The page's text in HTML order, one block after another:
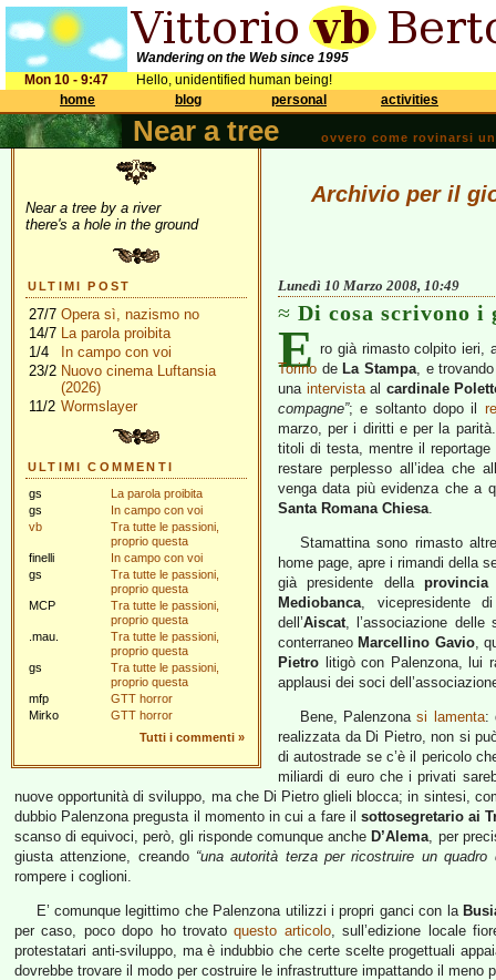
Wandering on the Web since 1995
Mon 10 - 9:47
Hello, unidentified human being!
home
blog personal activities
Near a tree ovvero come rovinarsi
Near a tree by a river
there's a hole in the ground
ULTIMI POST
27/7 Opera sì, nazismo no
14/7 La parola proibita
1/4
In campo con voi
23/2 Nuovo cinema Luftansia
(2026)
11/2 Wormslayer
ULTIMI COMMENTI
gs
La parola proibita
gs
In campo con voi
vb
Tra tutte le passioni,
proprio questa
finelli
In campo con voi
gs
Tra tutte le passioni,
proprio questa
MCP
Tra tutte le passioni,
proprio questa
.mau.
Tra tutte le passioni,
proprio questa
gs
Tra tutte le passioni,
proprio questa
mfp
GTT horror
Mirko
GTT horror
Tutti i commenti »
Archivio per il
Lunedì 10 Marzo 2008, 10:49
Di cosa scrivono i
E ro già rimasto colpito ieri,
Torino de La Stampa, e
una intervistaal cardinale
compagne”; e soltanto dopo il
marzo, per i diritti e per la
titoli di testa, mentre il
restare perplesso all’idea che
venga data più evidenza che a
Santa Romana Chiesa.
Stamattina sono rimasto
home page, apre i rimandi della
già presidente della provincia
Mediobanca, vicepresidente
dell’Aiscat, l’associazione
conterraneo Marcellino Gavio,
Pietro litigò con Palenzona, lui
applausi dei soci
Bene, Palenzonasi lamenta:
realizzata da Di Pietro, non si
di autostrade se c’è il pericolo
miliardi di euro che i privati
nuove opportunità di sviluppo, ma che Di Pietro glieli blocca; in sintesi,
dubbio Palenzona pregusta il momento in cui a fare il sottosegretario ai
scanso di equivoci, però, gli risponde comunque anche D’Alema, per
giusta attenzione, creando “una autorità terza per ricostruire un quadro
rompere i coglioni.
E’ comunque legittimo che Palenzona utilizzi i propri ganci con la
per caso, poco dopo ho trovatoquesto articolo, sull’edizione locale
protestatari anti-sviluppo, ma è indubbio che certe scelte progettuali
dovrebbe trovare il modo per costruire le infrastrutture impattando il meno